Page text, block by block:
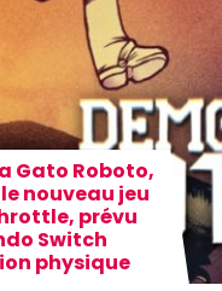
Gato Roboto,
nouveau jeu
prévu
Switch
physique